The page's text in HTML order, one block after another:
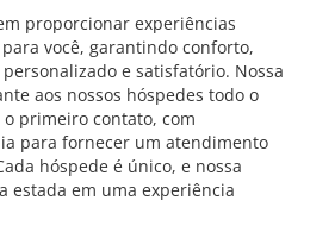
proporcionar experiências
você, garantindo conforto,
e satisfatório. Nossa
aos nossos hóspedes todo o
primeiro contato, com
para fornecer um atendimento
hóspede é único, e nossa
estada em uma experiência